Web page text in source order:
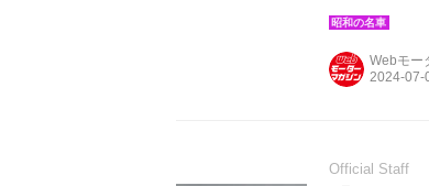
Volume.1」よ
Webモー
Official Staff